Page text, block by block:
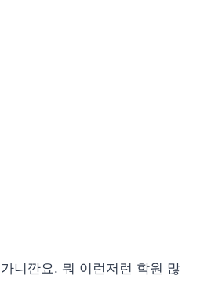
니깐요. 뭐 이런저런 학원 많